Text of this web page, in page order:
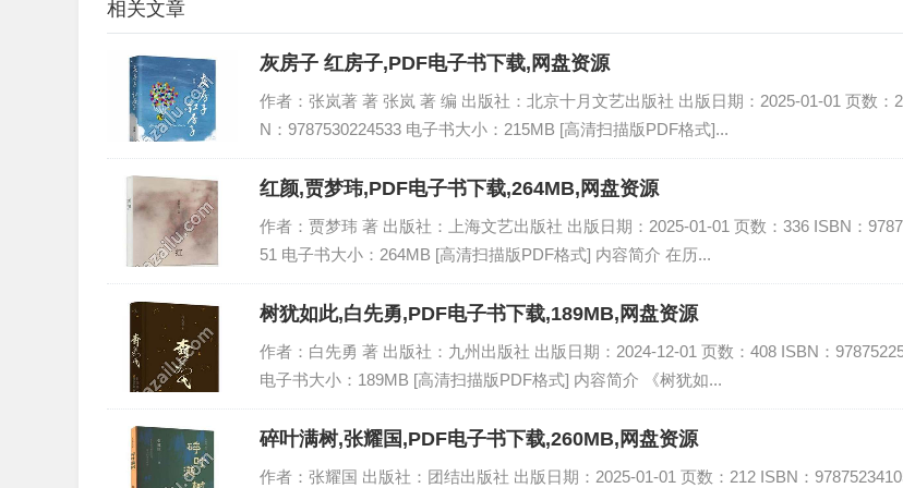
相关文章
灰房子 红房子,PDF电子书下载,网盘资源
作者：张岚著 著 张岚 著 编 出版社：北京十月文艺出版社 出版日期：2025-01-01 页数：
N：9787530224533 电子书大小：215MB [高清扫描版PDF格式]...
红颜,贾梦玮,PDF电子书下载,264MB,网盘资源
作者：贾梦玮 著 出版社：上海文艺出版社 出版日期：2025-01-01 页数：336 ISBN：
51 电子书大小：264MB [高清扫描版PDF格式] 内容简介 在历...
树犹如此,白先勇,PDF电子书下载,189MB,网盘资源
作者：白先勇 著 出版社：九州出版社 出版日期：2024-12-01 页数：408 ISBN：
电子书大小：189MB [高清扫描版PDF格式] 内容简介 《树犹如...
碎叶满树,张耀国,PDF电子书下载,260MB,网盘资源
作者：张耀国 出版社：团结出版社 出版日期：2025-01-01 页数：212 ISBN：